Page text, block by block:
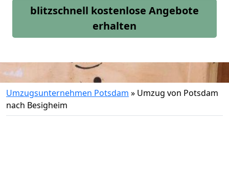
blitzschnell kostenlose Angebote
erhalten
Umzugsunternehmen Potsdam » Umzug von Potsdam
nach Besigheim